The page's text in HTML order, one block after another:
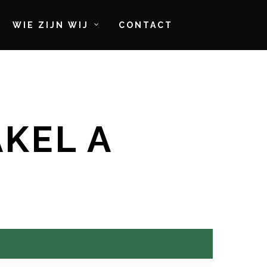
WIE ZIJN WIJ CONTACT
A